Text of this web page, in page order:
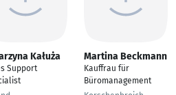
Kałuża
Support
Martina Beckmann
Kauffrau für
Büromanagement